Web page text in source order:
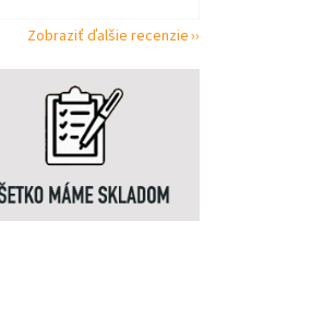
Zobraziť ďalšie recenzie